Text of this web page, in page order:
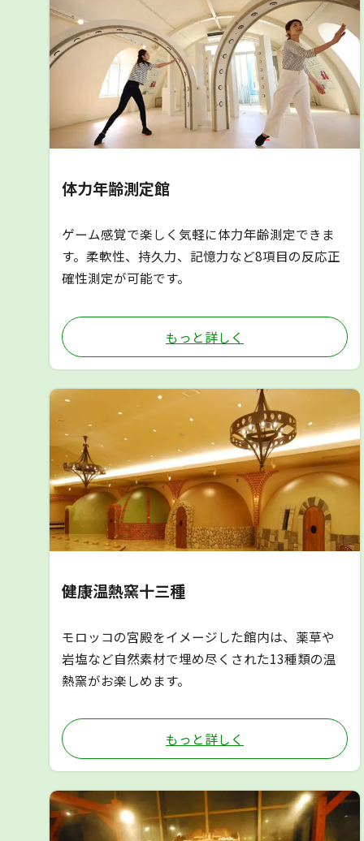
体力年齢測定館
ゲーム感覚で楽しく気軽に体力年齢測定できま
す。柔軟性、持久力、記憶力など8項目の反応正
確性測定が可能です。
もっと詳しく
健康温熱窯十三種
モロッコの宮殿をイメージした館内は、薬草や
岩塩など自然素材で埋め尽くされた13種類の温
熱窯がお楽しめます。
もっと詳しく